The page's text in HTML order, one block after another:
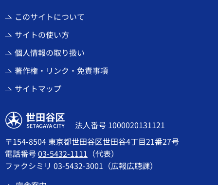
このサイトについて
サイトの使い方
個人情報の取り扱い
著作権・リンク・免責事項
サイトマップ
世田谷区
法人番号 1000020131121
〒154-8504 東京都世田谷区世田谷4丁目21番27号
電話番号03-5432-1111 （代表）
ファクシミリ 03-5432-3001（広報広聴課）